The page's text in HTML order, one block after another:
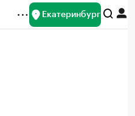
Екатеринбург